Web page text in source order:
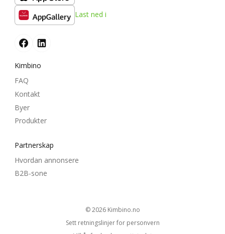
Last ned i
Kimbino
FAQ
Kontakt
Byer
Produkter
Partnerskap
Hvordan annonsere
B2B-sone
© 2026 kimbino.no
Sett retningslinjer for personvern